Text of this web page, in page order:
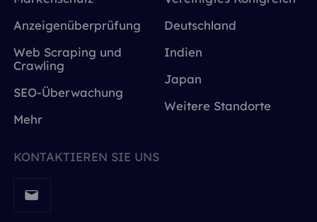
Anzeigenüberprüfung
Web Scraping und
Crawling
SEO-Überwachung
Mehr
Deutschland
Indien
Japan
Weitere Standorte
KONTAKTIEREN SIE UNS